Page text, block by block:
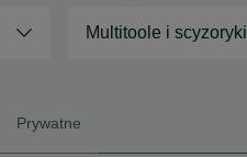
Multitoole i scyzoryki
Prywatne